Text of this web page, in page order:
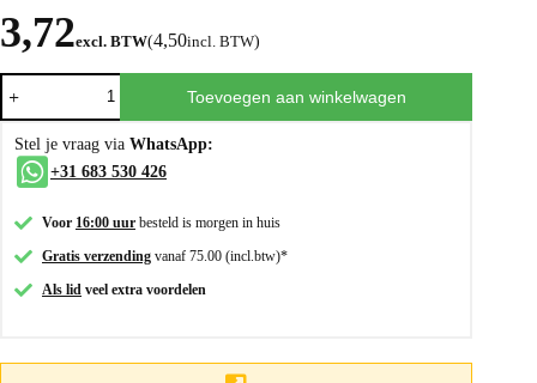
3,72excl. BTW(4,50incl. BTW)
Toevoegen aan winkelwagen
Stel je vraag via WhatsApp:
+31 683 530 426
Voor 16:00 uur besteld is morgen in huis
Gratis verzending vanaf 75.00 (incl.btw)*
Als lid veel extra voordelen